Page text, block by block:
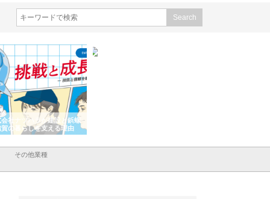
社ナツハラが建設と鋲螺
の暮らしを支える理由
その他業種